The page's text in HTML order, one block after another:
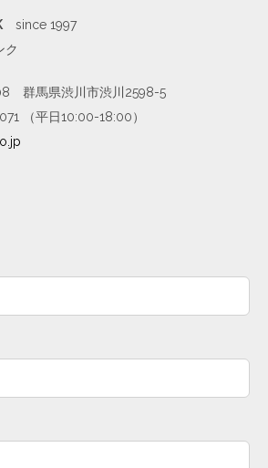
since 1997
ク
群馬県渋川市渋川2598-5
（平日10:00-18:00）